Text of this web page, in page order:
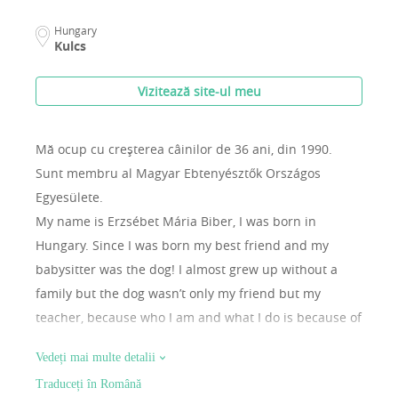
Hungary
Kulcs
Vizitează site-ul meu
Mă ocup cu creșterea câinilor de 36 ani, din 1990.
Sunt membru al Magyar Ebtenyésztők Országos
Egyesülete.
My name is Erzsébet Mária Biber, I was born in
Hungary. Since I was born my best friend and my
babysitter was the dog! I almost grew up without a
family but the dog wasn’t only my friend but my
teacher, because who I am and what I do is because of
in the most in the whole world is that I want to learn
how to speak with them and help them to navigate in
Vedeți mai multe detalii
Traduceți în Română